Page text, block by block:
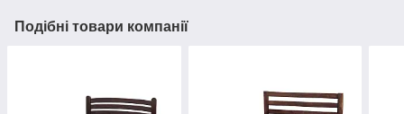
Подібні товари компанії